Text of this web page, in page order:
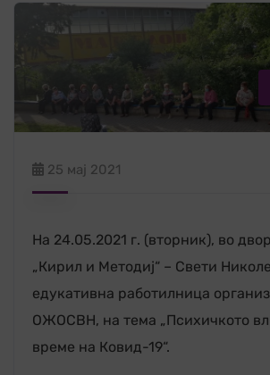
25 мај 2021
На 24.05.2021 г. (вторник), во
„Кирил и Методиј“ – Свети
едукативна работилница
ОЖОСВН, на тема „Психичкото
време на Ковид-19“.